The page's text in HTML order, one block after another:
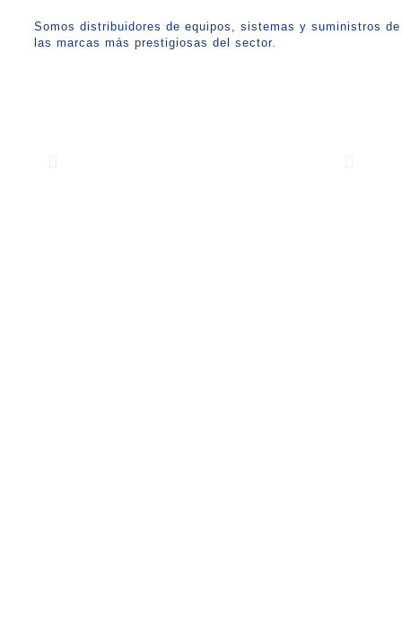
Somos distribuidores de equipos, sistemas y suministros de
las marcas más prestigiosas del sector.